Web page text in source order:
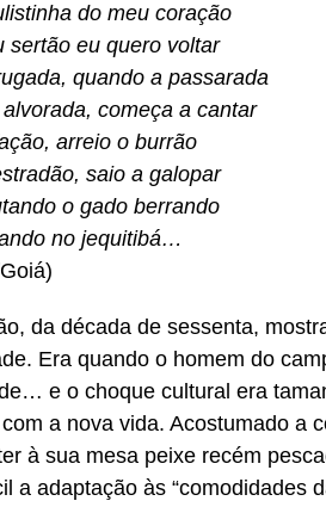
do meu coração
sertão eu quero voltar
quando a passarada
começa a cantar
arreio o burrão
saio a galopar
o gado berrando
no jequitibá…
da década de sessenta,
Era quando o homem do
e o choque cultural era
a nova vida. Acostumado a
à sua mesa peixe recém
a adaptação às “comodidades